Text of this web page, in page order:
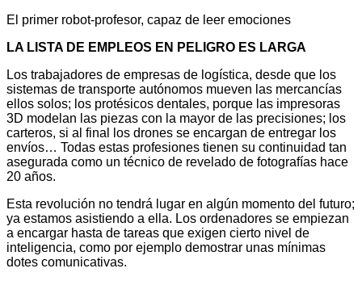
El primer robot-profesor, capaz de leer emociones
LA LISTA DE EMPLEOS EN PELIGRO ES LARGA
Los trabajadores de empresas de logística, desde que los
sistemas de transporte autónomos mueven las mercancías
ellos solos; los protésicos dentales, porque las impresoras
3D modelan las piezas con la mayor de las precisiones; los
carteros, si al final los drones se encargan de entregar los
envíos… Todas estas profesiones tienen su continuidad tan
asegurada como un técnico de revelado de fotografías hace
20 años.
Esta revolución no tendrá lugar en algún momento del futuro;
ya estamos asistiendo a ella. Los ordenadores se empiezan
a encargar hasta de tareas que exigen cierto nivel de
inteligencia, como por ejemplo demostrar unas mínimas
dotes comunicativas.